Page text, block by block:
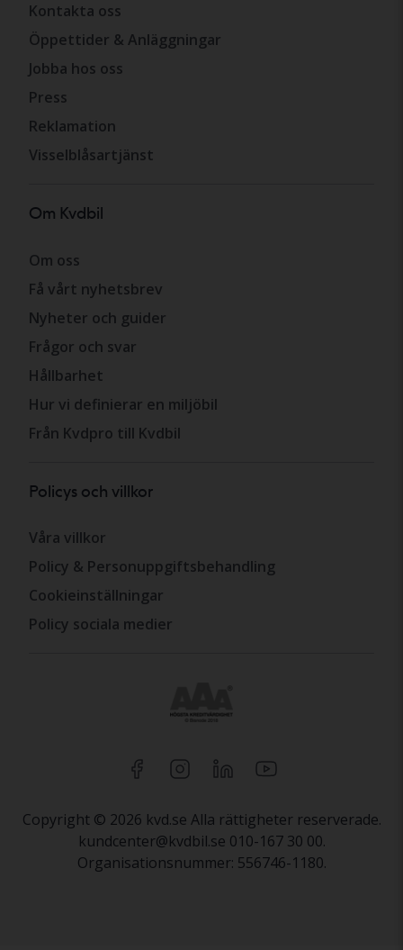
Kontakta oss
Öppettider & Anläggningar
Jobba hos oss
Press
Reklamation
Visselblåsartjänst
Om Kvdbil
Om oss
Få vårt nyhetsbrev
Nyheter och guider
Frågor och svar
Hållbarhet
Hur vi definierar en miljöbil
Från Kvdpro till Kvdbil
Policys och villkor
Våra villkor
Policy & Personuppgiftsbehandling
Cookieinställningar
Policy sociala medier
Copyright © 2026 kvd.se Alla rättigheter reserverade.
kundcenter@kvdbil.se 010-167 30 00.
Organisationsnummer: 556746-1180.